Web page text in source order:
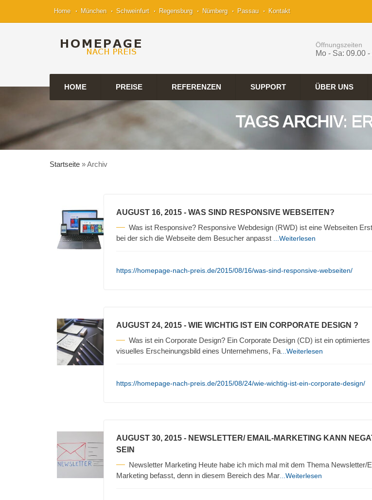
Home München Schweinfurt Regensburg Nürnberg Passau Kontakt
Öffnungszeiten
Mo - Sa: 09.00
HOME PREISE REFERENZEN SUPPORT ÜBER UNS
TAGS ARCHIV:
Startseite »Archiv
AUGUST 16, 2015 - WAS SIND RESPONSIVE WEBSEITEN?
Was ist Responsive? Responsive Webdesign (RWD) ist eine Webseiten
bei der sich die Webseite dem Besucher anpasst
...Weiterlesen
https://homepage-nach-preis.de/2015/08/16/was-sind-responsive-webseiten/
AUGUST 24, 2015 - WIE WICHTIG IST EIN CORPORATE DESIGN ?
Was ist ein Corporate Design? Ein Corporate Design (CD) ist ein optimiertes
visuelles Erscheinungsbild eines Unternehmens, Fa ...Weiterlesen
https://homepage-nach-preis.de/2015/08/24/wie-wichtig-ist-ein-corporate-design/
AUGUST 30, 2015 - NEWSLETTER/ EMAIL-MARKETING KANN
SEIN
Newsletter Marketing Heute habe ich mich mal mit dem Thema Newsletter/
Marketing befasst, denn in diesem Bereich des Mar ...Weiterlesen